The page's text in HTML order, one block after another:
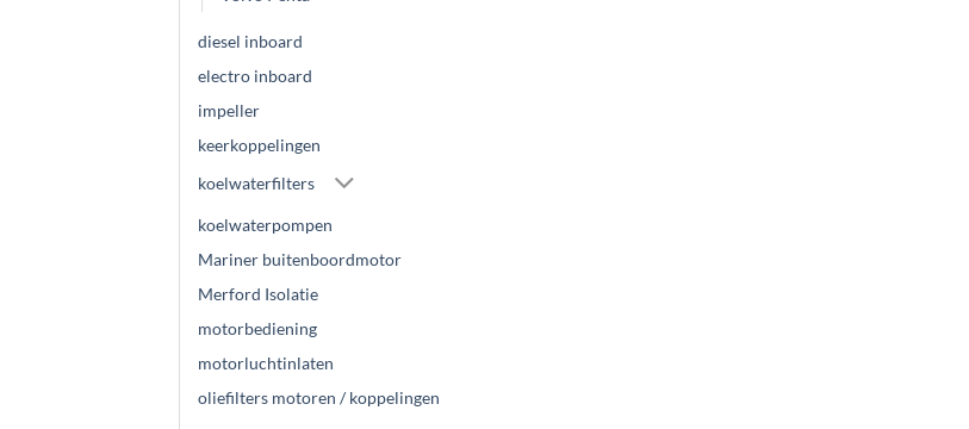
diesel inboard
electro inboard
impeller
keerkoppelingen
koelwaterfilters
koelwaterpompen
Mariner buitenboordmotor
Merford Isolatie
motorbediening
motorluchtinlaten
oliefilters motoren / koppelingen